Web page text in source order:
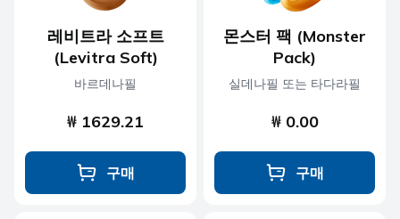
레비트라 소프트
(Levitra Soft)
바르데나필
₩ 1629.21
구매
몬스터 팩 (Monster
Pack)
실데나필 또는 타다라필
₩ 0.00
구매